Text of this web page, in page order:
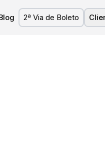
2ª Via de Boleto